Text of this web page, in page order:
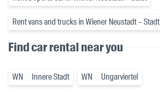
Rent vans and trucks in Wiener Neustadt – Stadt
Find car rental near you
WN Innere Stadt WN Ungarviertel